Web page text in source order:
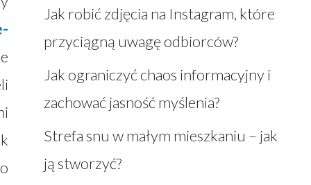
Jak robić zdjęcia na Instagram, które
przyciągną uwagę odbiorców?
Jak ograniczyć chaos informacyjny i
zachować jasność myślenia?
Strefa snu w małym mieszkaniu – jak
ją stworzyć?